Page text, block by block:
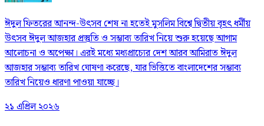
ঈদুল ফিতরের আনন্দ-উৎসব শেষ না হতেই মুসলিম বিশ্বে দ্বিতীয় বৃহৎ ধর্মীয়
উৎসব ঈদুল আজহার প্রস্তুতি ও সম্ভাব্য তারিখ নিয়ে শুরু হয়েছে আগাম
আলোচনা ও অপেক্ষা। এরই মধ্যে মধ্যপ্রাচ্যের দেশ আরব আমিরাত ঈদুল
আজহার সম্ভাব্য তারিখ ঘোষণা করেছে, যার ভিত্তিতে বাংলাদেশের সম্ভাব্য
তারিখ নিয়েও ধারণা পাওয়া যাচ্ছে।
২১ এপ্রিল ২০২৬